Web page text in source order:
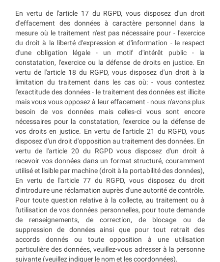
En vertu de l'article 17 du RGPD, vous disposez d'un droit
d'effacement des données à caractère personnel dans la
mesure où le traitement n'est pas nécessaire pour - l'exercice
du droit à la liberté d'expression et d'information - le respect
d'une obligation légale - un motif d'intérêt public - la
constatation, l'exercice ou la défense de droits en justice. En
vertu de l'article 18 du RGPD, vous disposez d'un droit à la
limitation du traitement dans les cas où: - vous contestez
l'exactitude des données - le traitement des données est illicite
mais vous vous opposez à leur effacement - nous n'avons plus
besoin de vos données mais celles-ci vous sont encore
nécessaires pour la constatation, l'exercice ou la défense de
vos droits en justice. En vertu de l'article 21 du RGPD, vous
disposez d'un droit d'opposition au traitement des données. En
vertu de l'article 20 du RGPD vous disposez d'un droit à
recevoir vos données dans un format structuré, couramment
utilisé et lisible par machine (droit à la portabilité des données),
En vertu de l'article 77 du RGPD, vous disposez du droit
d'introduire une réclamation auprès d'une autorité de contrôle.
Pour toute question relative à la collecte, au traitement ou à
l'utilisation de vos données personnelles, pour toute demande
de renseignements, de correction, de blocage ou de
suppression de données ainsi que pour tout retrait des
accords donnés ou toute opposition à une utilisation
particulière des données, veuillez-vous adresser à la personne
suivante (veuillez indiquer le nom et les coordonnées).